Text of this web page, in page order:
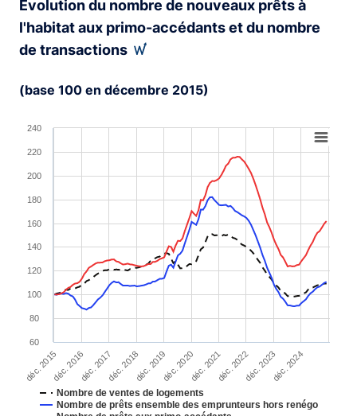
Evolution du nombre de nouveaux prêts à
l'habitat aux primo-accédants et du nombre
de transactions
(base 100 en décembre 2015)
Line chart with 3 lines.
View as data table, Chart
The chart has 1 X axis displaying XAxis.
The chart has 1 Y axis displaying YAxis. Range: 60 to
Nombre de ventes de logements
Nombre de prêts ensemble des emprunteurs hors renégo
déc. 2015déc. 2016déc. 2017déc. 2018déc. 2019déc. 2020déc. 2021déc. 2022déc. 2023déc. 2024
60
80
100
120
140
160
180
200
220
240